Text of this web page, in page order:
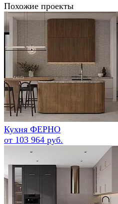
Похожие проекты
Кухня ФЕРНО
от 103 964 руб.